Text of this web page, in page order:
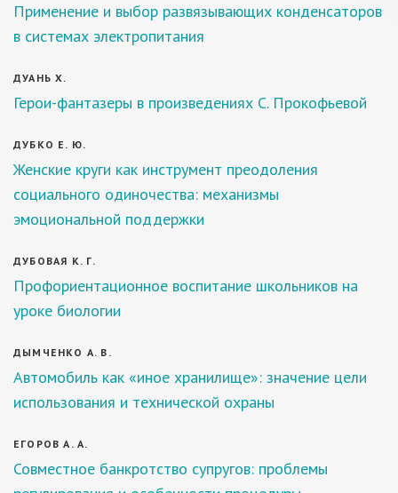
Применение и выбор развязывающих конденсаторов
в системах электропитания
ДУАНЬ Х.
Герои-фантазеры в произведениях С. Прокофьевой
ДУБКО Е. Ю.
Женские круги как инструмент преодоления
социального одиночества: механизмы
эмоциональной поддержки
ДУБОВАЯ К. Г.
Профориентационное воспитание школьников на
уроке биологии
ДЫМЧЕНКО А. В.
Автомобиль как «иное хранилище»: значение цели
использования и технической охраны
ЕГОРОВ А. А.
Совместное банкротство супругов: проблемы